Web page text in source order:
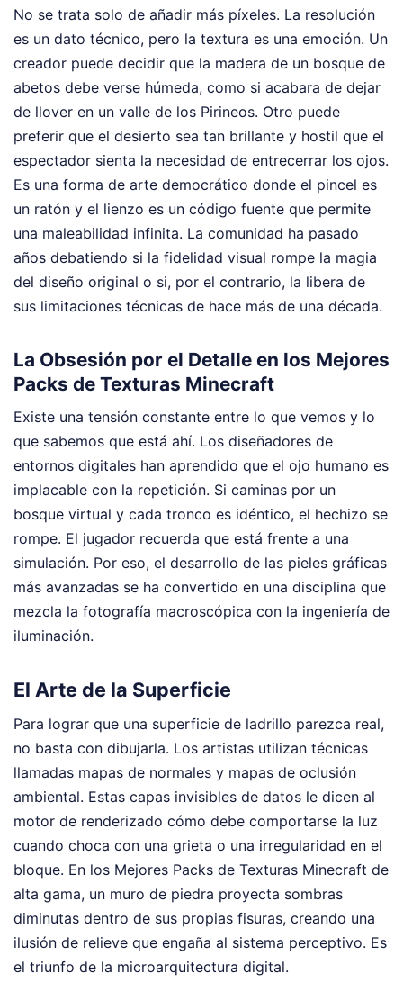
No se trata solo de añadir más píxeles. La resolución
es un dato técnico, pero la textura es una emoción. Un
creador puede decidir que la madera de un bosque de
abetos debe verse húmeda, como si acabara de dejar
de llover en un valle de los Pirineos. Otro puede
preferir que el desierto sea tan brillante y hostil que el
espectador sienta la necesidad de entrecerrar los ojos.
Es una forma de arte democrático donde el pincel es
un ratón y el lienzo es un código fuente que permite
una maleabilidad infinita. La comunidad ha pasado
años debatiendo si la fidelidad visual rompe la magia
del diseño original o si, por el contrario, la libera de
sus limitaciones técnicas de hace más de una década.
La Obsesión por el Detalle en los Mejores
Packs de Texturas Minecraft
Existe una tensión constante entre lo que vemos y lo
que sabemos que está ahí. Los diseñadores de
entornos digitales han aprendido que el ojo humano es
implacable con la repetición. Si caminas por un
bosque virtual y cada tronco es idéntico, el hechizo se
rompe. El jugador recuerda que está frente a una
simulación. Por eso, el desarrollo de las pieles gráficas
más avanzadas se ha convertido en una disciplina que
mezcla la fotografía macroscópica con la ingeniería de
iluminación.
El Arte de la Superficie
Para lograr que una superficie de ladrillo parezca real,
no basta con dibujarla. Los artistas utilizan técnicas
llamadas mapas de normales y mapas de oclusión
ambiental. Estas capas invisibles de datos le dicen al
motor de renderizado cómo debe comportarse la luz
cuando choca con una grieta o una irregularidad en el
bloque. En los Mejores Packs de Texturas Minecraft de
alta gama, un muro de piedra proyecta sombras
diminutas dentro de sus propias fisuras, creando una
ilusión de relieve que engaña al sistema perceptivo. Es
el triunfo de la microarquitectura digital.